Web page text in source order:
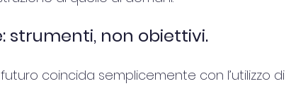
strumenti, non obiettivi.
coincida semplicemente con l’utilizzo di